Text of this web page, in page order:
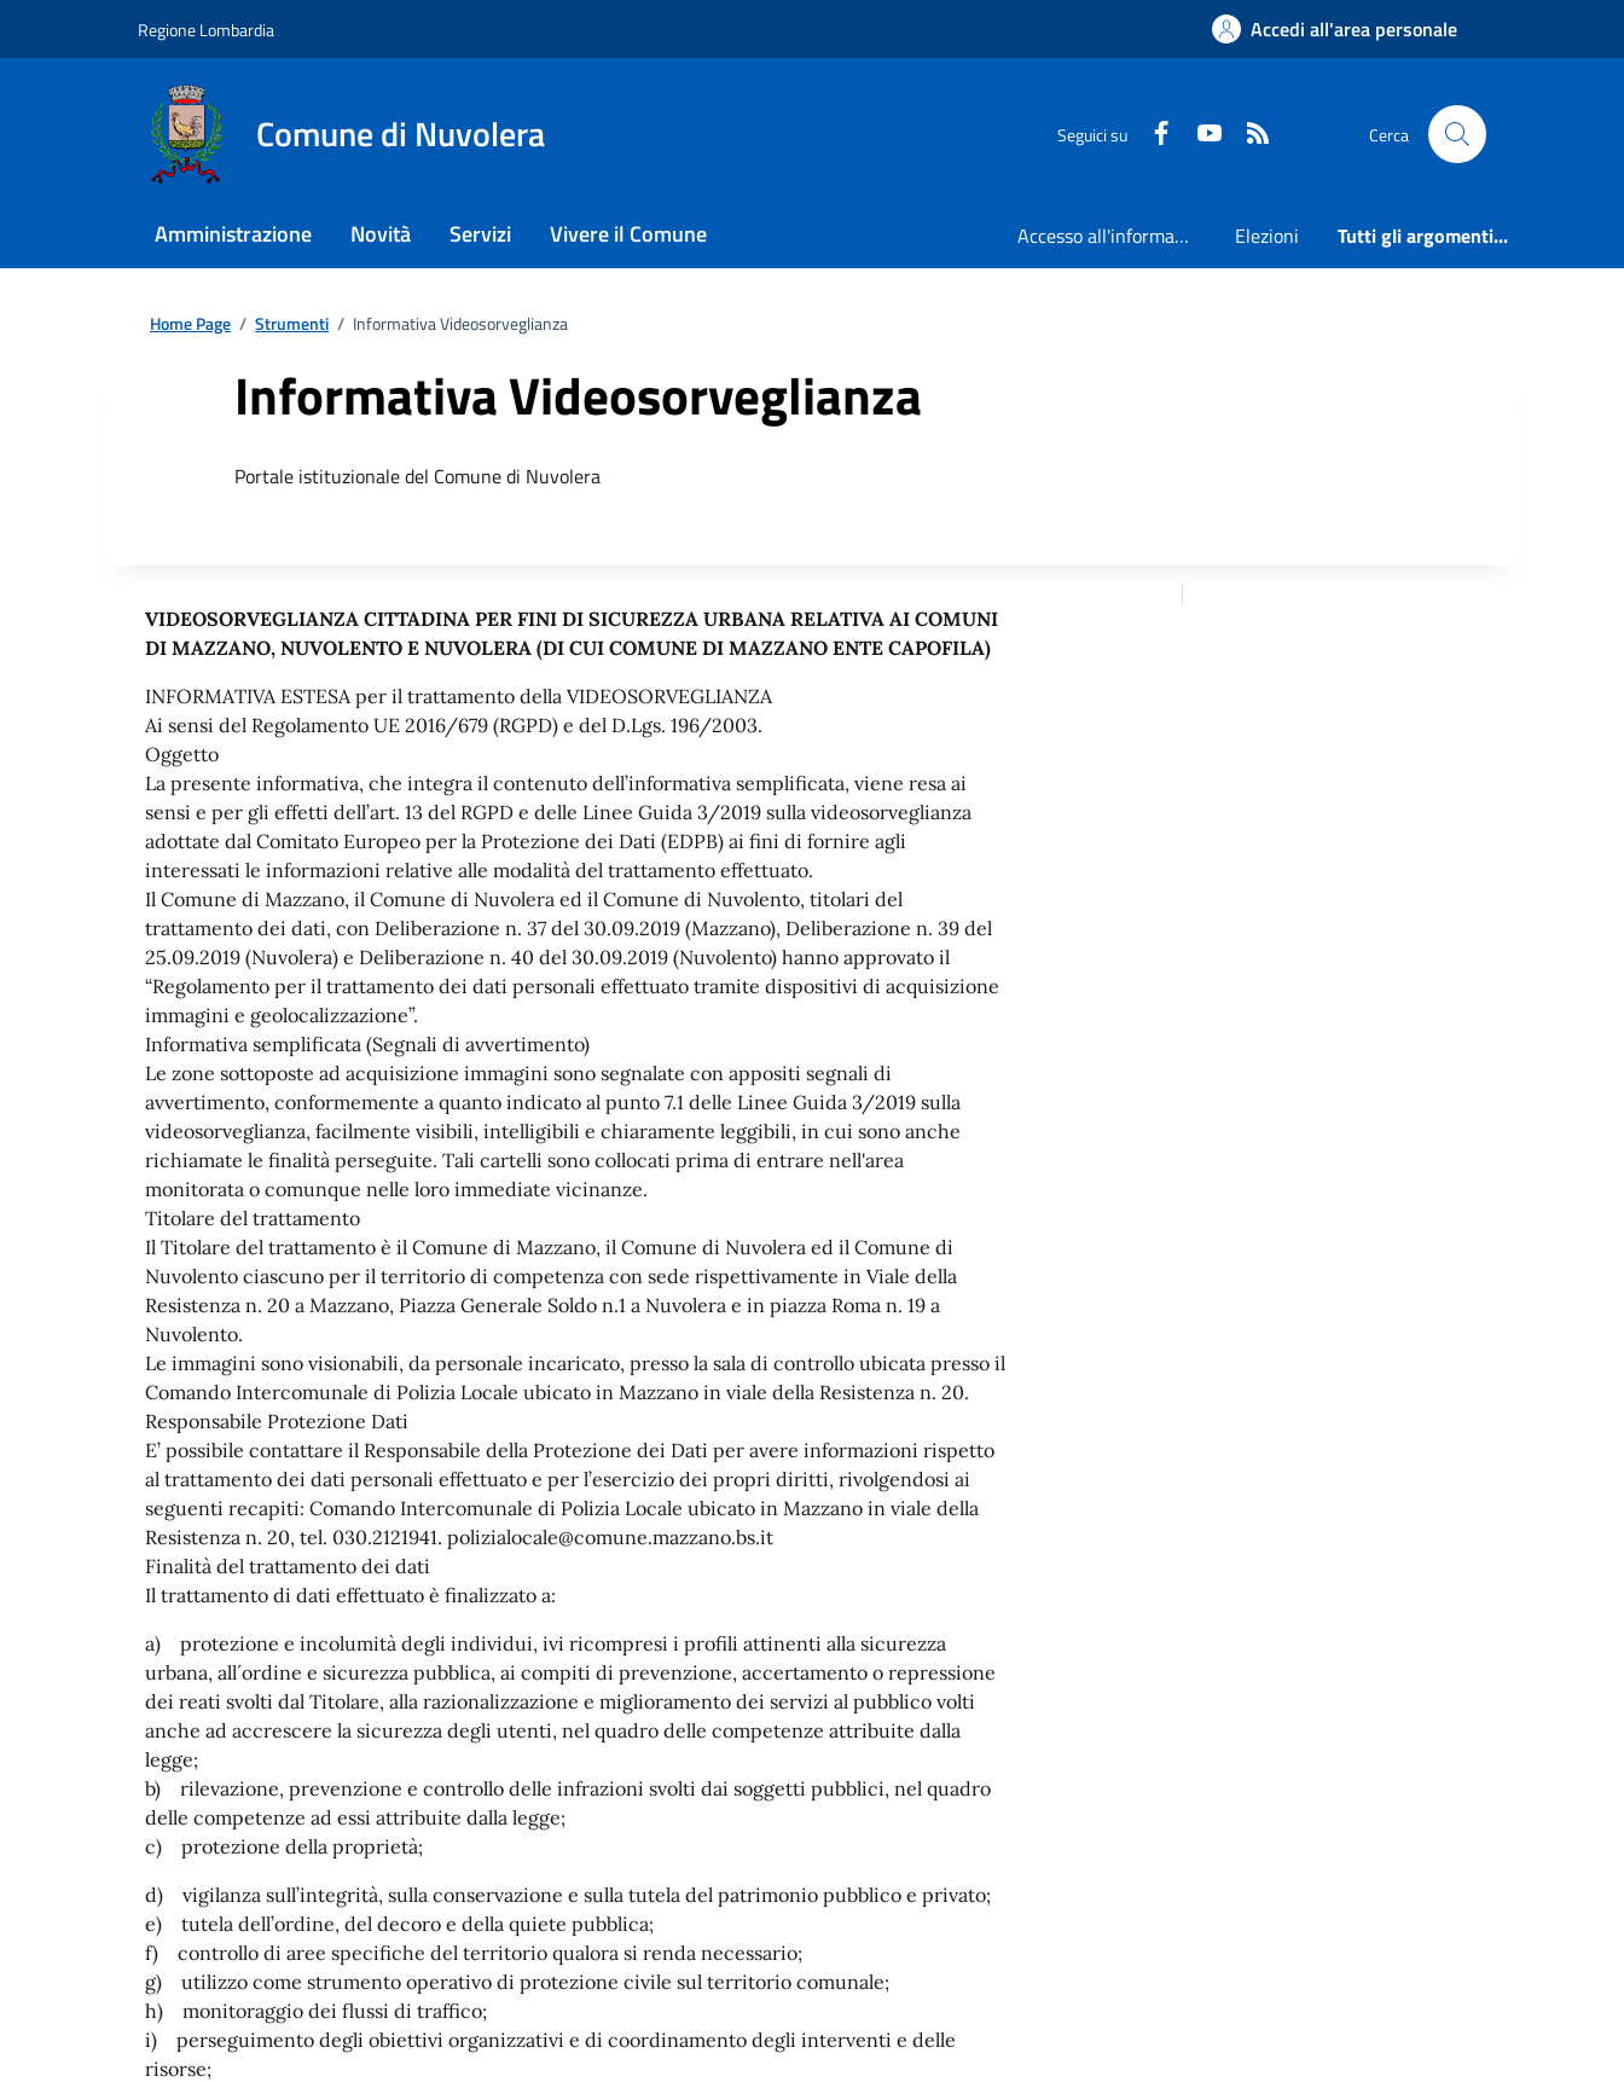
Regione Lombardia Accedi all'area personale
Comune di Nuvolera Seguici su Faceboook
Youtube Cerca
Amministrazione Novità Servizi Vivere il Comune Accesso all'informazione Elezioni Tutti gli argomenti...
Home Page / Strumenti / Informativa Videosorveglianza
Informativa Videosorveglianza
Portale istituzionale del Comune di Nuvolera
VIDEOSORVEGLIANZA CITTADINA PER FINI DI SICUREZZA URBANA RELATIVA AI COMUNI
DI MAZZANO, NUVOLENTO E NUVOLERA (DI CUI COMUNE DI MAZZANO ENTE CAPOFILA)
INFORMATIVA ESTESA per il trattamento della VIDEOSORVEGLIANZA
Ai sensi del Regolamento UE 2016/679 (RGPD) e del D.Lgs. 196/2003.
Oggetto
La presente informativa, che integra il contenuto dell’informativa semplificata, viene resa ai
sensi e per gli effetti dell’art. 13 del RGPD e delle Linee Guida 3/2019 sulla videosorveglianza
adottate dal Comitato Europeo per la Protezione dei Dati (EDPB) ai fini di fornire agli
interessati le informazioni relative alle modalità del trattamento effettuato.
Il Comune di Mazzano, il Comune di Nuvolera ed il Comune di Nuvolento, titolari del
trattamento dei dati, con Deliberazione n. 37 del 30.09.2019 (Mazzano), Deliberazione n. 39 del
25.09.2019 (Nuvolera) e Deliberazione n. 40 del 30.09.2019 (Nuvolento) hanno approvato il
“Regolamento per il trattamento dei dati personali effettuato tramite dispositivi di acquisizione
immagini e geolocalizzazione”.
Informativa semplificata (Segnali di avvertimento)
Le zone sottoposte ad acquisizione immagini sono segnalate con appositi segnali di
avvertimento, conformemente a quanto indicato al punto 7.1 delle Linee Guida 3/2019 sulla
videosorveglianza, facilmente visibili, intelligibili e chiaramente leggibili, in cui sono anche
richiamate le finalità perseguite. Tali cartelli sono collocati prima di entrare nell'area
monitorata o comunque nelle loro immediate vicinanze.
Titolare del trattamento
Il Titolare del trattamento è il Comune di Mazzano, il Comune di Nuvolera ed il Comune di
Nuvolento ciascuno per il territorio di competenza con sede rispettivamente in Viale della
Resistenza n. 20 a Mazzano, Piazza Generale Soldo n.1 a Nuvolera e in piazza Roma n. 19 a
Nuvolento.
Le immagini sono visionabili, da personale incaricato, presso la sala di controllo ubicata presso il
Comando Intercomunale di Polizia Locale ubicato in Mazzano in viale della Resistenza n. 20.
Responsabile Protezione Dati
E’ possibile contattare il Responsabile della Protezione dei Dati per avere informazioni rispetto
al trattamento dei dati personali effettuato e per l’esercizio dei propri diritti, rivolgendosi ai
seguenti recapiti: Comando Intercomunale di Polizia Locale ubicato in Mazzano in viale della
Resistenza n. 20, tel. 030.2121941. polizialocale@comune.mazzano.bs.it
Finalità del trattamento dei dati
Il trattamento di dati effettuato è finalizzato a:
a) protezione e incolumità degli individui, ivi ricompresi i profili attinenti alla sicurezza
urbana, all´ordine e sicurezza pubblica, ai compiti di prevenzione, accertamento o repressione
dei reati svolti dal Titolare, alla razionalizzazione e miglioramento dei servizi al pubblico volti
anche ad accrescere la sicurezza degli utenti, nel quadro delle competenze attribuite dalla
legge;
b) rilevazione, prevenzione e controllo delle infrazioni svolti dai soggetti pubblici, nel quadro
delle competenze ad essi attribuite dalla legge;
c) protezione della proprietà;
d) vigilanza sull’integrità, sulla conservazione e sulla tutela del patrimonio pubblico e privato;
e) tutela dell’ordine, del decoro e della quiete pubblica;
f) controllo di aree specifiche del territorio qualora si renda necessario;
g) utilizzo come strumento operativo di protezione civile sul territorio comunale;
h) monitoraggio dei flussi di traffico;
i) perseguimento degli obiettivi organizzativi e di coordinamento degli interventi e delle
risorse;